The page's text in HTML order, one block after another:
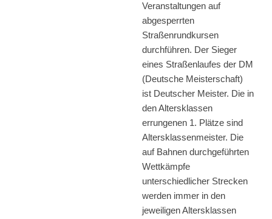
Veranstaltungen auf
abgesperrten
Straßenrundkursen
durchführen. Der Sieger
eines Straßenlaufes der DM
(Deutsche Meisterschaft)
ist Deutscher Meister. Die in
den Altersklassen
errungenen 1. Plätze sind
Altersklassenmeister. Die
auf Bahnen durchgeführten
Wettkämpfe
unterschiedlicher Strecken
werden immer in den
jeweiligen Altersklassen